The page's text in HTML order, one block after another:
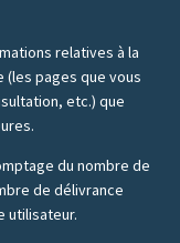
relatives à la
pages que vous
etc.) que
du nombre de
de délivrance
utilisateur.